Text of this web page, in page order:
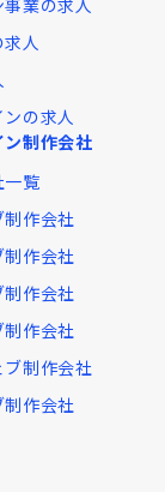
業の求人
人
の求人
ン制作会社
一覧
作会社
作会社
作会社
作会社
制作会社
作会社